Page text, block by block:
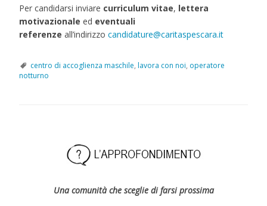
Per candidarsi inviare curriculum vitae, lettera
motivazionale ed eventuali
referenze all’indirizzocandidature@caritaspescara.it
centro di accoglienza maschile,lavora con noi, operatore
notturno
Una comunità che sceglie di farsi prossima